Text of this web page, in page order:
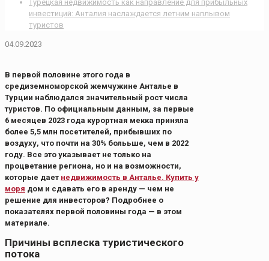
Турецкая недвижимость как направление для прибыльных
инвестиций: Анталия наслаждается летним наплывом
туристов
04.09.2023
В первой половине этого года в
средиземноморской жемчужине Анталье в
Турции наблюдался значительный рост числа
туристов. По официальным данным, за первые
6 месяцев 2023 года курортная мекка приняла
более 5,5 млн посетителей, прибывших по
воздуху, что почти на 30% болььше, чем в 2022
году. Все это указывает не только на
процветание региона, но и на возможности,
которые дает недвижимость в Анталье. Купить у
моря дом и сдавать его в аренду — чем не
решение для инвесторов? Подробнее о
показателях первой половины года — в этом
материале.
Причины всплеска туристического
потока